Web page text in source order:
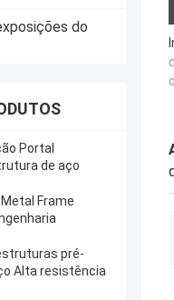
do
Portal
de aço
Frame
pré-
Alta resistência